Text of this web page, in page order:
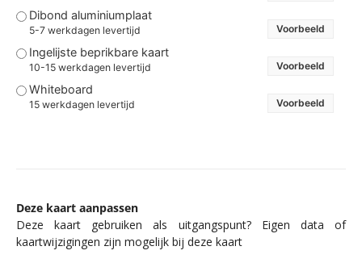
Dibond aluminiumplaat
5-7 werkdagen levertijd Voorbeeld
Ingelijste beprikbare kaart
10-15 werkdagen levertijd Voorbeeld
Whiteboard
15 werkdagen levertijd Voorbeeld
Deze kaart aanpassen
Deze kaart gebruiken als uitgangspunt? Eigen data of
kaartwijzigingen zijn mogelijk bij deze kaart